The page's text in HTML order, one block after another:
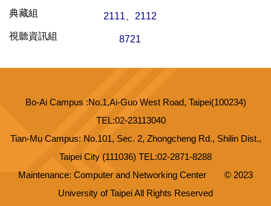
典藏組
2111、2112
視聽資訊組
8721
Bo-Ai Campus :No.1,Ai-Guo West Road, Taipei(100234)
TEL:02-23113040
Tian-Mu Campus: No.101, Sec. 2, Zhongcheng Rd., Shilin Dist.,
Taipei City (111036) TEL:02-2871-8288
Maintenance: Computer and Networking Center © 2023
University of Taipei All Rights Reserved